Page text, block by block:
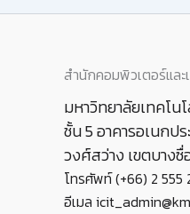
สำนักคอมพิวเตอร์แล
มหาวิทยาลัยเทคโน
ชั้น 5 อาคารอเนกป
วงศ์สว่าง เขตบาง
โทรศัพท์ (+66) 2
อีเมล